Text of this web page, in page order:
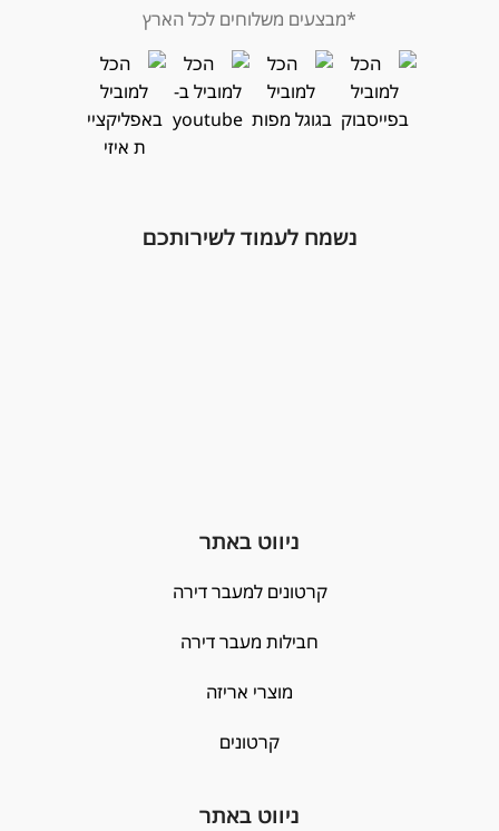
*מבצעים משלוחים לכל הארץ
נשמח לעמוד לשירותכם
ניווט באתר
קרטונים למעבר דירה
חבילות מעבר דירה
מוצרי אריזה
קרטונים
ניווט באתר